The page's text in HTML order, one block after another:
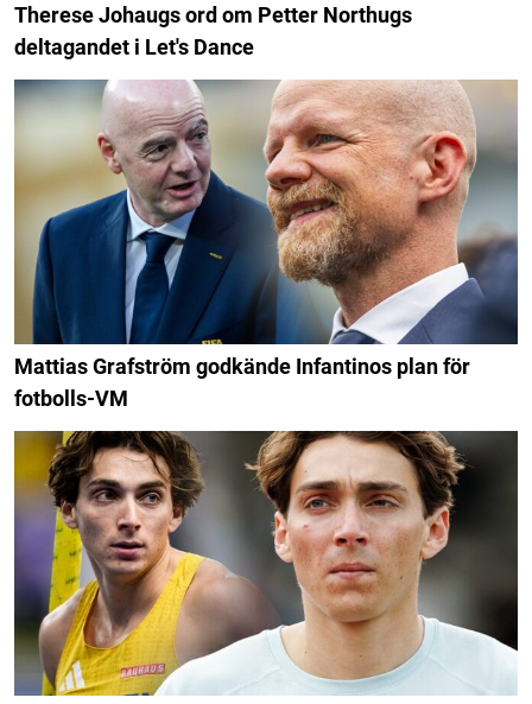
Therese Johaugs ord om Petter Northugs
deltagandet i Let's Dance
Mattias Grafström godkände Infantinos plan för
fotbolls-VM